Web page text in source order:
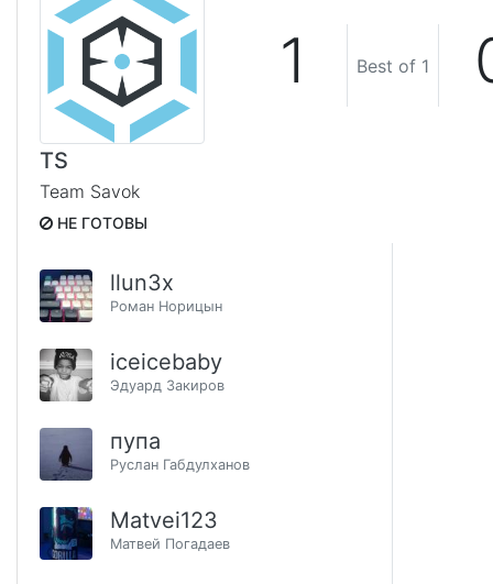
1 Best of 1
TS
Team Savok
НЕ ГОТОВЫ
llun3x
Роман Норицын
iceicebaby
Эдуард Закиров
пупа
Руслан Габдулханов
Matvei123
Матвей Погадаев